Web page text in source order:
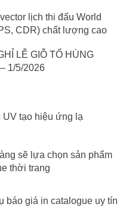
lịch thi đấu World
CDR) chất lượng cao
LỄ GIỖ TỔ HÙNG
1/5/2026
UV tạo hiệu ứng lạ
sẽ lựa chọn sản phẩm
thời trang
báo giá in catalogue uy tín